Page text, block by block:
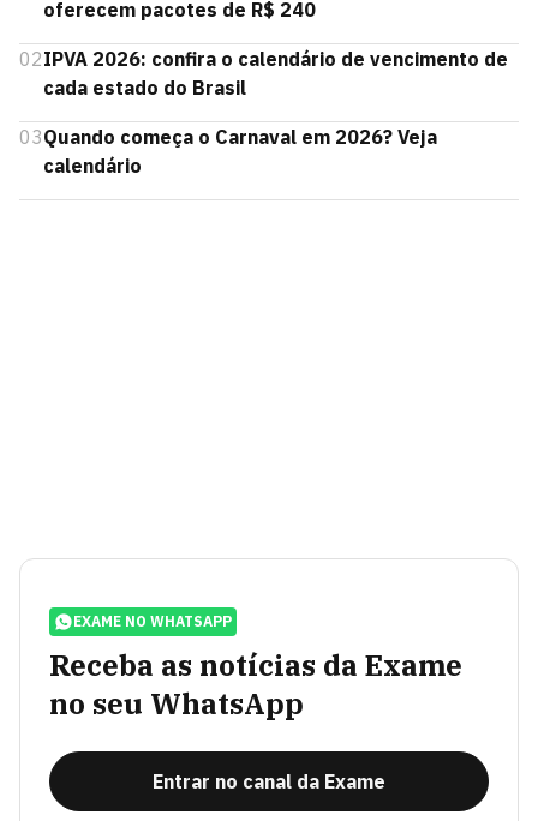
oferecem pacotes de R$ 240
02IPVA 2026: confira o calendário de vencimento de
cada estado do Brasil
03Quando começa o Carnaval em 2026? Veja
calendário
EXAME NO WHATSAPP
Receba as notícias da Exame
no seu WhatsApp
Entrar no canal da Exame